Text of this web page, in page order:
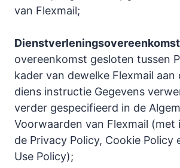
van Flexmail;
overeenkomst gesloten tussen
kader van dewelke Flexmail aan
diens instructie Gegevens
verder gespecifieerd in de
Voorwaarden van Flexmail (met
de Privacy Policy, Cookie Policy
Use Policy);